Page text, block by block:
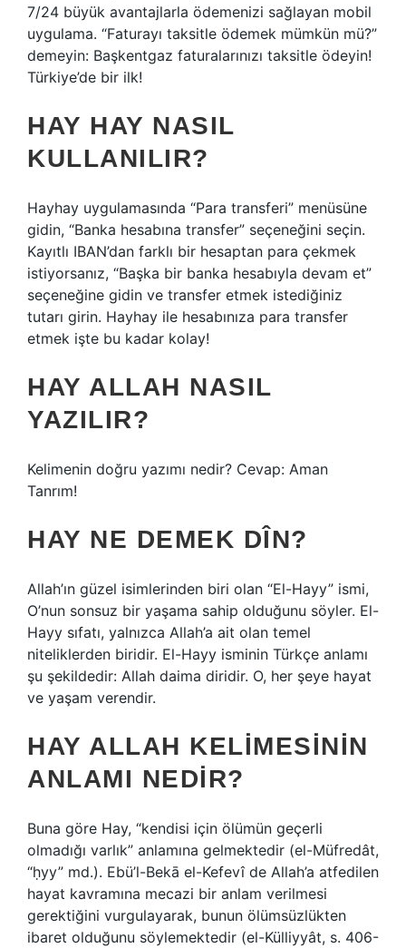
7/24 büyük avantajlarla ödemenizi sağlayan mobil
uygulama. “Faturayı taksitle ödemek mümkün mü?”
demeyin: Başkentgaz faturalarınızı taksitle ödeyin!
Türkiye’de bir ilk!
HAY HAY NASIL
KULLANILIR?
Hayhay uygulamasında “Para transferi” menüsüne
gidin, “Banka hesabına transfer” seçeneğini seçin.
Kayıtlı IBAN’dan farklı bir hesaptan para çekmek
istiyorsanız, “Başka bir banka hesabıyla devam et”
seçeneğine gidin ve transfer etmek istediğiniz
tutarı girin. Hayhay ile hesabınıza para transfer
etmek işte bu kadar kolay!
HAY ALLAH NASIL
YAZILIR?
Kelimenin doğru yazımı nedir? Cevap: Aman
Tanrım!
HAY NE DEMEK DÎN?
Allah’ın güzel isimlerinden biri olan “El-Hayy” ismi,
O’nun sonsuz bir yaşama sahip olduğunu söyler. El-
Hayy sıfatı, yalnızca Allah’a ait olan temel
niteliklerden biridir. El-Hayy isminin Türkçe anlamı
şu şekildedir: Allah daima diridir. O, her şeye hayat
ve yaşam verendir.
HAY ALLAH KELIMESININ
ANLAMI NEDIR?
Buna göre Hay, “kendisi için ölümün geçerli
olmadığı varlık” anlamına gelmektedir (el-Müfredât,
“ḥyy” md.). Ebü’l-Bekā el-Kefevî de Allah’a atfedilen
hayat kavramına mecazi bir anlam verilmesi
gerektiğini vurgulayarak, bunun ölümsüzlükten
ibaret olduğunu söylemektedir (el-Külliyyât, s. 406-